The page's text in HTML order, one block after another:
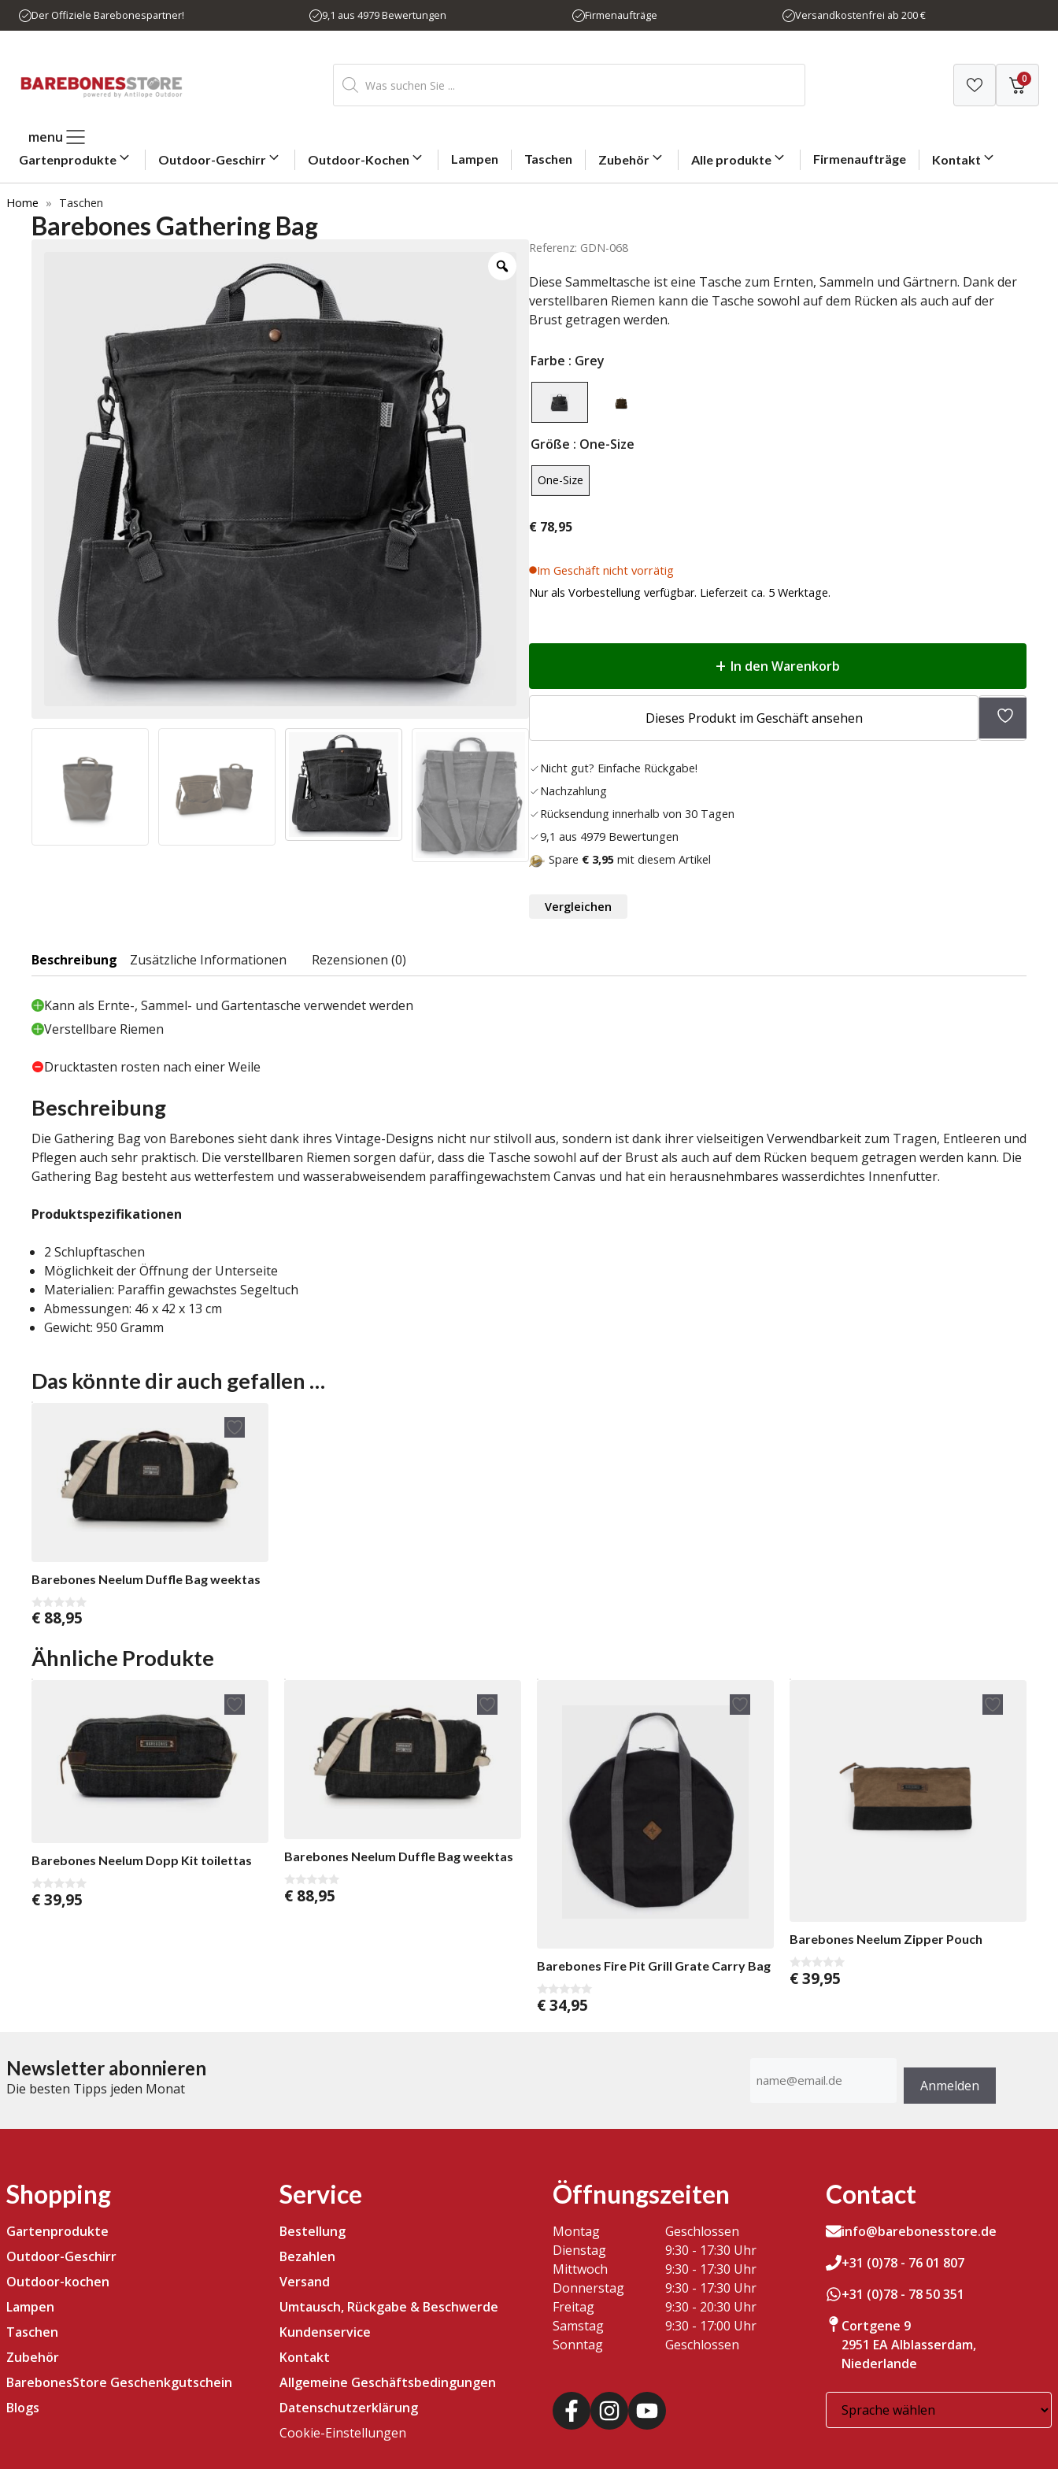
Zum
Inhalt
Der Offiziele Barebonespartner! 9,1 aus 4979 Bewertungen Firmenaufträge Versandkostenfrei ab 200 €
Products
search 0
menu
Gartenprodukte Outdoor-Geschirr Outdoor-Kochen Lampen Taschen Zubehör Alle produkte Firmenaufträge Kontakt
Home » Taschen
Barebones Gathering Bag
Referenz: GDN-068
Diese Sammeltasche ist eine Tasche zum Ernten, Sammeln und Gärtnern. Dank der
verstellbaren Riemen kann die Tasche sowohl auf dem Rücken als auch auf der
Brust getragen werden.
Farbe : Grey
Größe : One-Size
One-Size
€ 78,95
Im Geschäft nicht vorrätig
Nur als Vorbestellung verfügbar. Lieferzeit ca. 5 Werktage.
In den Warenkorb
Dieses Produkt im Geschäft ansehen
Zur
Nicht gut? Einfache Rückgabe!
Nachzahlung
Rücksendung innerhalb von 30 Tagen
9,1 aus 4979 Bewertungen
Spare € 3,95 mit diesem Artikel
Vergleichen
Beschreibung Zusätzliche Informationen Rezensionen (0)
Kann als Ernte-, Sammel- und Gartentasche verwendet werden
Verstellbare Riemen
Drucktasten rosten nach einer Weile
Beschreibung
Die Gathering Bag von Barebones sieht dank ihres Vintage-Designs nicht nur stilvoll aus, sondern ist dank ihrer vielseitigen Verwendbarkeit zum Tragen, Entleeren und
Pflegen auch sehr praktisch. Die verstellbaren Riemen sorgen dafür, dass die Tasche sowohl auf der Brust als auch auf dem Rücken bequem getragen werden kann. Die
Gathering Bag besteht aus wetterfestem und wasserabweisendem paraffingewachstem Canvas und hat ein herausnehmbares wasserdichtes Innenfutter.
Produktspezifikationen
2 Schlupftaschen
Möglichkeit der Öffnung der Unterseite
Materialien: Paraffin gewachstes Segeltuch
Abmessungen: 46 x 42 x 13 cm
Gewicht: 950 Gramm
Das könnte dir auch gefallen …
Barebones Neelum Duffle Bag weektas
0
n
5
€ 88,95
Ähnliche Produkte
Barebones Neelum Dopp Kit toilettas
0
€39,95
Barebones Neelum Duffle Bag weektas
0
v
€ 88,95
Barebones Fire Pit Grill Grate Carry Bag
0
v
€34,95
Barebones Neelum Zipper Pouch
0
v
€39,95
Newsletter abonnieren
Die besten Tipps jeden Monat
Mail-
Anmelden
Shopping
Gartenprodukte
Outdoor-Geschirr
Outdoor-kochen
Lampen
Taschen
Zubehör
BarebonesStore Geschenkgutschein
Blogs
Service
Bestellung
Bezahlen
Versand
Umtausch, Rückgabe & Beschwerde
Kundenservice
Kontakt
Allgemeine Geschäftsbedingungen
Datenschutzerklärung
Cookie-Einstellungen
Öffnungszeiten
Montag
Geschlossen
Dienstag
9:30 - 17:30 Uhr
Mittwoch
9:30 - 17:30 Uhr
Donnerstag
9:30 - 17:30 Uhr
Freitag
9:30 - 20:30 Uhr
Samstag
9:30 - 17:00 Uhr
Sonntag
Geschlossen
Contact
info@barebonesstore.de
+31 (0)78 - 76 01 807
+31 (0)78 - 78 50 351
Cortgene 9
2951 EA Alblasserdam,
Niederlande